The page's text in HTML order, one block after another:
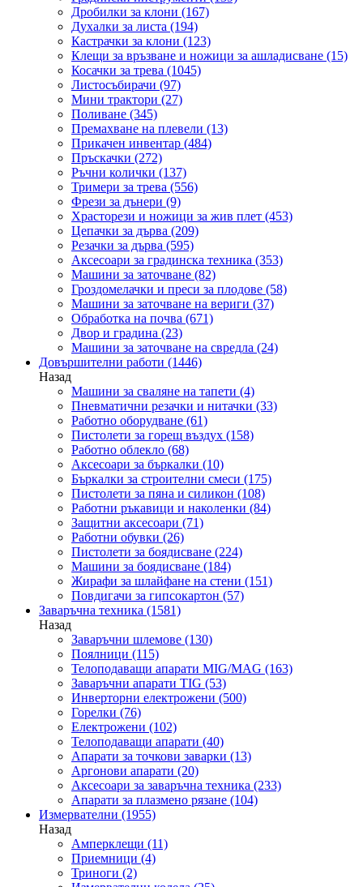
Дробилки за клони (167)
Духалки за листа (194)
Кастрачки за клони (123)
Клещи за връзване и ножици за ашладисване (15)
Косачки за трева (1045)
Листосъбирачи (97)
Мини трактори (27)
Поливане (345)
Премахване на плевели (13)
Прикачен инвентар (484)
Пръскачки (272)
Ръчни колички (137)
Тримери за трева (556)
Фрези за дънери (9)
Храсторези и ножици за жив плет (453)
Цепачки за дърва (209)
Резачки за дърва (595)
Аксесоари за градинска техника (353)
Машини за заточване (82)
Гроздомелачки и преси за плодове (58)
Машини за заточване на вериги (37)
Обработка на почва (671)
Двор и градина (23)
Машини за заточване на свредла (24)
Довършителни работи (1446)
Назад
Машини за сваляне на тапети (4)
Пневматични резачки и нитачки (33)
Работно оборудване (61)
Пистолети за горещ въздух (158)
Работно облекло (68)
Аксесоари за бъркалки (10)
Бъркалки за строителни смеси (175)
Пистолети за пяна и силикон (108)
Работни ръкавици и наколенки (84)
Защитни аксесоари (71)
Работни обувки (26)
Пистолети за боядисване (224)
Машини за боядисване (184)
Жирафи за шлайфане на стени (151)
Повдигачи за гипсокартон (57)
Заваръчна техника (1581)
Назад
Заваръчни шлемове (130)
Поялници (115)
Телоподаващи апарати MIG/MAG (163)
Заваръчни апарати TIG (53)
Инверторни електрожени (500)
Горелки (76)
Електрожени (102)
Телоподаващи апарати (40)
Апарати за точкови заварки (13)
Аргонови апарати (20)
Аксесоари за заваръчна техника (233)
Апарати за плазмено рязане (104)
Измервателни (1955)
Назад
Амперклещи (11)
Приемници (4)
Триноги (2)